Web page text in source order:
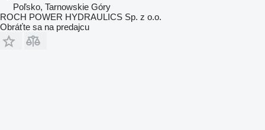
Poľsko, Tarnowskie Góry
ROCH POWER HYDRAULICS Sp. z o.o.
Obráťte sa na predajcu